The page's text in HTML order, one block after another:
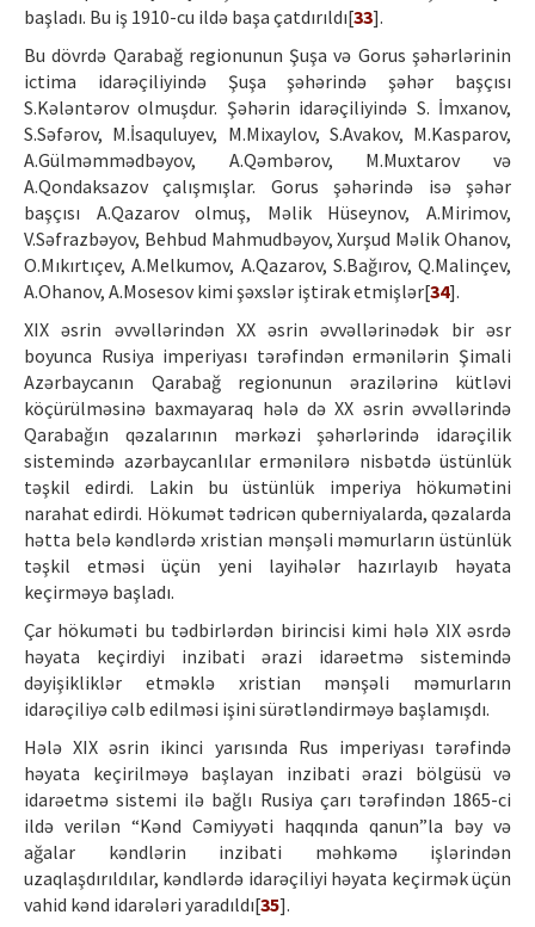
başladı. Bu iş 1910-cu ildə başa çatdırıldı[33].
Bu dövrdə Qarabağ regionunun Şuşa və Gorus şəhərlərinin
ictima idarəçiliyində Şuşa şəhərində şəhər başçısı
S.Kələntərov olmuşdur. Şəhərin idarəçiliyində S. İmxanov,
S.Səfərov, M.İsaquluyev, M.Mixaylov, S.Avakov, M.Kasparov,
A.Gülməmmədbəyov, A.Qəmbərov, M.Muxtarov və
A.Qondaksazov çalışmışlar. Gorus şəhərində isə şəhər
başçısı A.Qazarov olmuş, Məlik Hüseynov, A.Mirimov,
V.Səfrazbəyov, Behbud Mahmudbəyov, Xurşud Məlik Ohanov,
O.Mıkırtıçev, A.Melkumov, A.Qazarov, S.Bağırov, Q.Malinçev,
A.Ohanov, A.Mosesov kimi şəxslər iştirak etmişlər[34].
XIX əsrin əvvəllərindən XX əsrin əvvəllərinədək bir əsr
boyunca Rusiya imperiyası tərəfindən ermənilərin Şimali
Azərbaycanın Qarabağ regionunun ərazilərinə kütləvi
köçürülməsinə baxmayaraq hələ də XX əsrin əvvəllərində
Qarabağın qəzalarının mərkəzi şəhərlərində idarəçilik
sistemində azərbaycanlılar ermənilərə nisbətdə üstünlük
təşkil edirdi. Lakin bu üstünlük imperiya hökumətini
narahat edirdi. Hökumət tədricən quberniyalarda, qəzalarda
hətta belə kəndlərdə xristian mənşəli məmurların üstünlük
təşkil etməsi üçün yeni layihələr hazırlayıb həyata
keçirməyə başladı.
Çar hökuməti bu tədbirlərdən birincisi kimi hələ XIX əsrdə
həyata keçirdiyi inzibati ərazi idarəetmə sistemində
dəyişikliklər etməklə xristian mənşəli məmurların
idarəçiliyə cəlb edilməsi işini sürətləndirməyə başlamışdı.
Hələ XIX əsrin ikinci yarısında Rus imperiyası tərəfində
həyata keçirilməyə başlayan inzibati ərazi bölgüsü və
idarəetmə sistemi ilə bağlı Rusiya çarı tərəfindən 1865-ci
ildə verilən “Kənd Cəmiyyəti haqqında qanun”la bəy və
ağalar kəndlərin inzibati məhkəmə işlərindən
uzaqlaşdırıldılar, kəndlərdə idarəçiliyi həyata keçirmək üçün
vahid kənd idarələri yaradıldı[35].